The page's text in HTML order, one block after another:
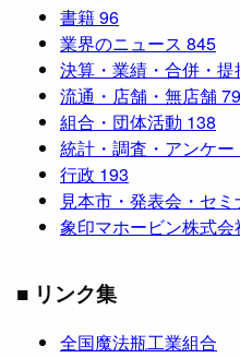
書籍96
業界のニュース 845
決算・業績・合併・提
流通・店舗・無店舗
組合・団体活動 138
統計・調査・アンケー
行政 193
見本市・発表会・セ
象印マホービン株式会
■ リンク集
全国魔法瓶工業組合